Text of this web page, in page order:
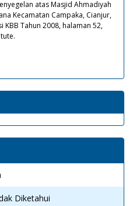
atas Masjid Ahmadiyah
Kecamatan Campaka, Cianjur,
KBB Tahun 2008, halaman 52,
Diketahui